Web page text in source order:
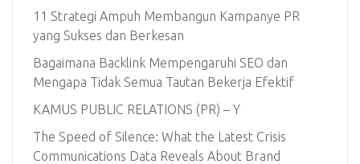
11 Strategi Ampuh Membangun Kampanye PR
yang Sukses dan Berkesan
Bagaimana Backlink Mempengaruhi SEO dan
Mengapa Tidak Semua Tautan Bekerja Efektif
KAMUS PUBLIC RELATIONS (PR) – Y
The Speed of Silence: What the Latest Crisis
Communications Data Reveals About Brand